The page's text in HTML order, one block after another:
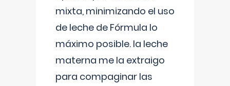
mixta, minimizando el uso
de leche de Fórmula lo
máximo posible. la leche
materna me la extraigo
para compaginar las